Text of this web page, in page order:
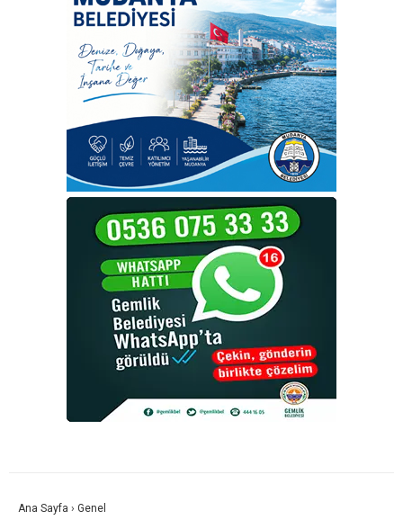
Ana Sayfa › Genel